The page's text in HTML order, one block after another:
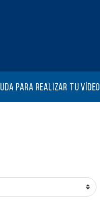
para realizar tu vídeo